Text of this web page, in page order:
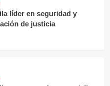
líder en seguridad y
de justicia